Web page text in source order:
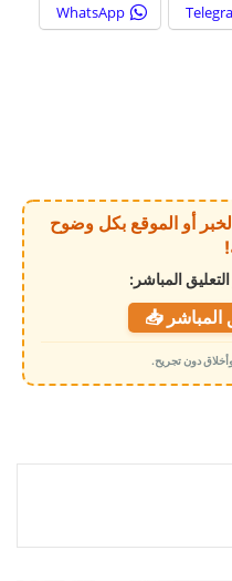
WhatsApp
بالخبر أو الموقع بكل وضوح
المباشر:
المباشر 📥
دون تجريح.